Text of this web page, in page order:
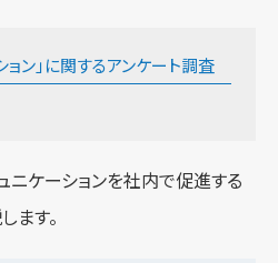
ョン」に関するアンケート調査
ニケーションを社内で促進する
ます。